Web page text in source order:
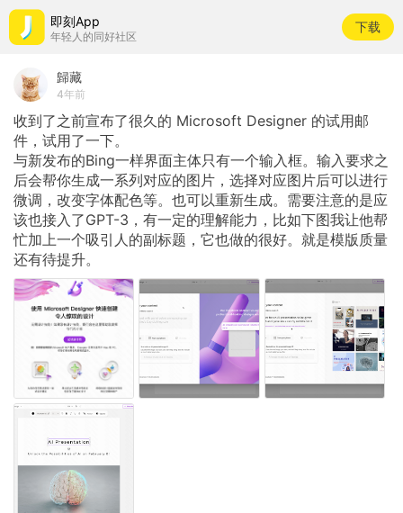
即刻App
年轻人的同好社区
下载
歸藏
4年前
收到了之前宣布了很久的 Microsoft Designer 的试用邮
件，试用了一下。
与新发布的Bing一样界面主体只有一个输入框。输入要求之
后会帮你生成一系列对应的图片，选择对应图片后可以进行
微调，改变字体配色等。也可以重新生成。需要注意的是应
该也接入了GPT-3，有一定的理解能力，比如下图我让他帮
忙加上一个吸引人的副标题，它也做的很好。就是模版质量
还有待提升。